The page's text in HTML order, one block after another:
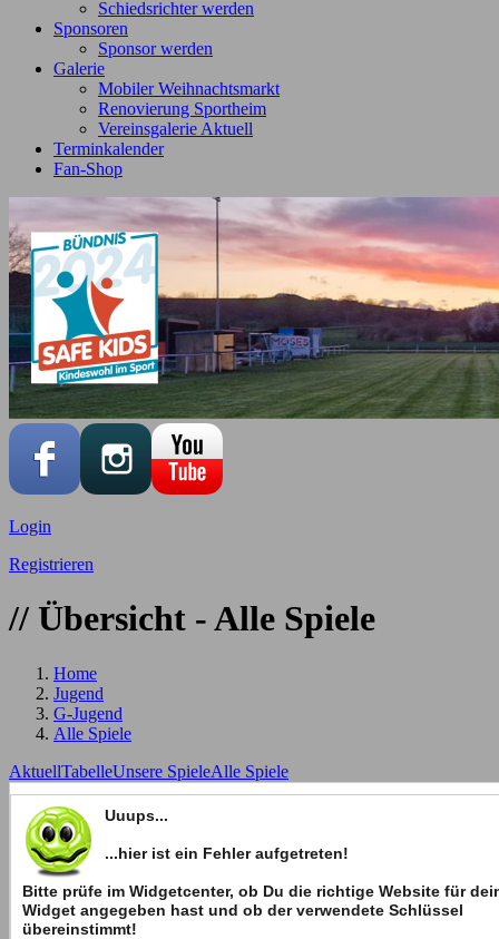
Schiedsrichter werden
Sponsoren
Sponsor werden
Galerie
Mobiler Weihnachtsmarkt
Renovierung Sportheim
Vereinsgalerie Aktuell
Terminkalender
Fan-Shop
Login
Registrieren
// Übersicht - Alle Spiele
Home
Jugend
G-Jugend
Alle Spiele
AktuellTabelleUnsere SpieleAlle Spiele